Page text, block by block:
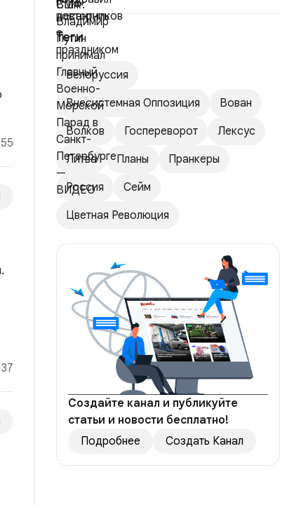
55
Теги
Белоруссия
Внесистемная Оппозиция
Вован
Волков
Госпереворот
Лексус
Литва
Планы
Пранкеры
Россия
Сейм
Цветная Революция
Создайте канал и публикуйте
статьи и новости бесплатно!
Подробнее
Создать Канал